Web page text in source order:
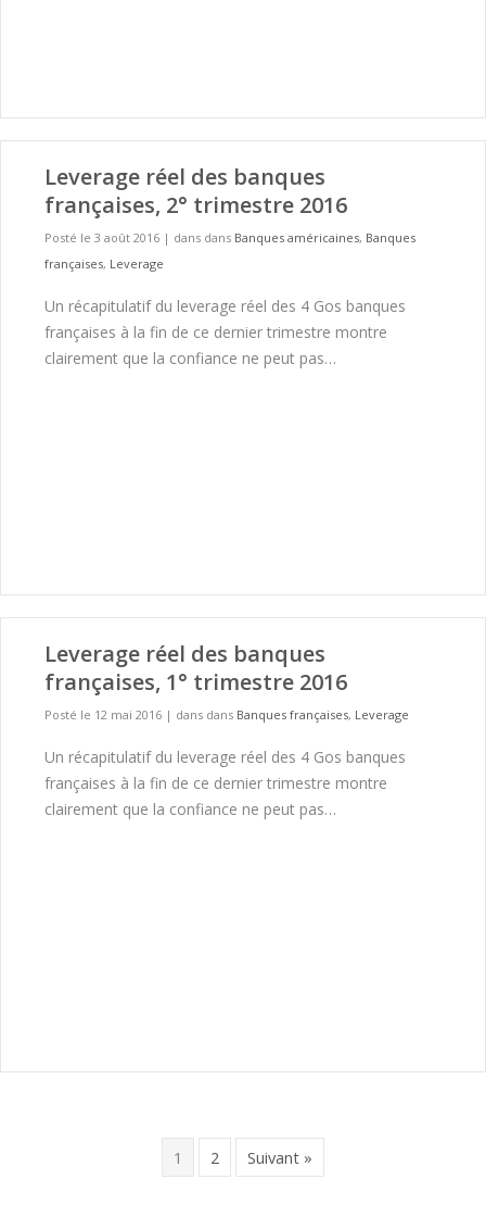
Leverage réel des banques
françaises, 2° trimestre 2016
Posté le 3 août 2016 | dans dans Banques américaines, Banques
françaises, Leverage
Un récapitulatif du leverage réel des 4 Gos banques
françaises à la fin de ce dernier trimestre montre
clairement que la confiance ne peut pas…
Leverage réel des banques
françaises, 1° trimestre 2016
Posté le 12 mai 2016 | dans dans Banques françaises, Leverage
Un récapitulatif du leverage réel des 4 Gos banques
françaises à la fin de ce dernier trimestre montre
clairement que la confiance ne peut pas…
1 2 Suivant »